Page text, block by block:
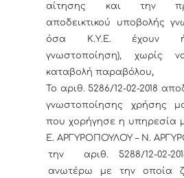
αίτησης και την
αποδεικτικού υποβολής
όσα Κ.Υ.Ε. έχουν
γνωστοποίηση), χωρίς
καταβολή παραβόλου,
Το αριθ. 5286/12-02-2018
γνωστοποίησης χρήσης
που χορήγησε η υπηρεσία
Ε. ΑΡΓΥΡΟΠΟΥΛΟΥ – Ν.
την αριθ. 5288/12-02-
ανωτέρω με την οποία